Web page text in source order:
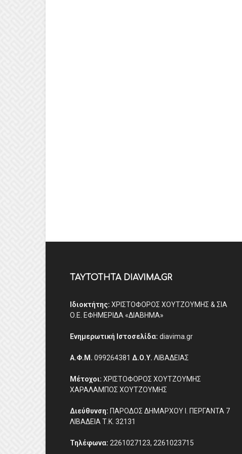
ΤΑΥΤΟΤΗΤΑ DIAVIMA.GR
Ιδιοκτήτης: ΧΡΙΣΤΟΦΟΡΟΣ ΧΟΥΤΖΟΥΜΗΣ & ΣΙΑ
Ο.Ε. ΕΦΗΜΕΡΙΔΑ «ΔΙΑΒΗΜΑ»
Ενημερωτική Ιστοσελίδα: diavima.gr
Α.Φ.Μ. 099264381 Δ.Ο.Υ. ΛΙΒΑΔΕΙΑΣ
Μέτοχοι: ΧΡΙΣΤΟΦΟΡΟΣ ΧΟΥΤΖΟΥΜΗΣ
ΧΑΡΑΛΑΜΠΟΣ ΧΟΥΤΖΟΥΜΗΣ
Διεύθυνση: ΠΑΡΟΔΟΣ ΔΗΜΑΡΧΟΥ Ι. ΠΕΡΓΑΝΤΑ 7
ΛΙΒΑΔΕΙΑ Τ.Κ. 32131
Τηλέφωνα: 2261027123, 2261023715